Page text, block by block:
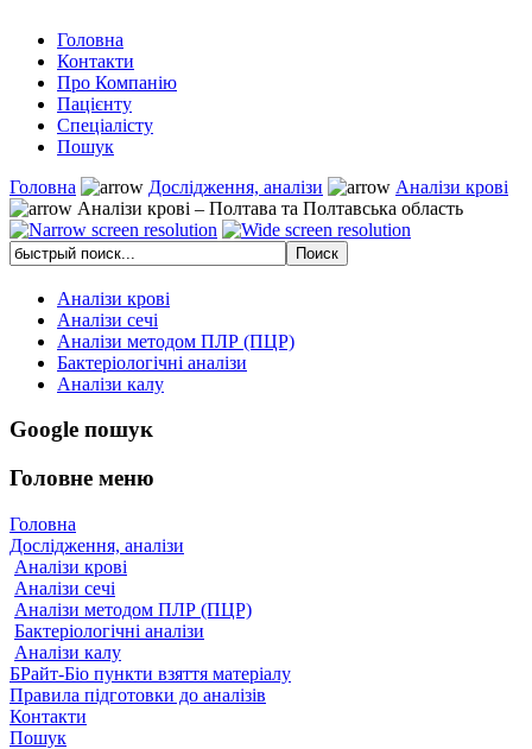
Головна
Контакти
Про Компанію
Пацієнту
Спеціалісту
Пошук
Головна
Дослідження, аналізи
Аналізи крові
Аналізи крові – Полтава та Полтавська область
Аналізи крові
Аналізи сечі
Аналізи методом ПЛР (ПЦР)
Бактеріологічні аналізи
Аналізи калу
Google пошук
Головне меню
Головна
Дослідження, аналізи
Аналізи крові
Аналізи сечі
Аналізи методом ПЛР (ПЦР)
Бактеріологічні аналізи
Аналізи калу
БРайт-Біо пункти взяття матеріалу
Правила підготовки до аналізів
Контакти
Пошук